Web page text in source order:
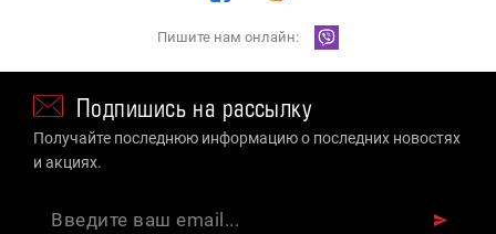
Пишите нам онлайн:
Подпишись на рассылку
Получайте последнюю информацию о последних новостях
и акциях.